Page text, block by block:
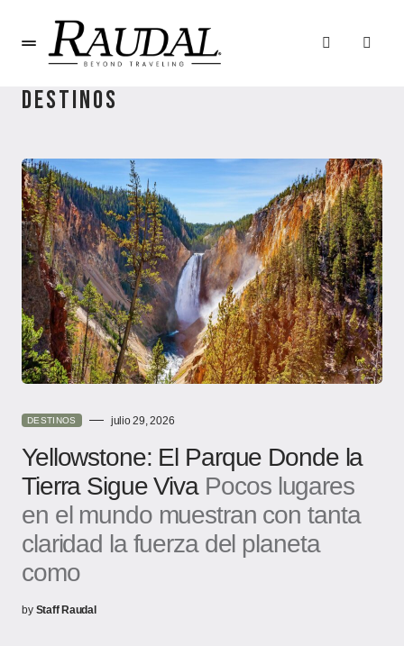
DESTINOS
DESTINOS julio 29, 2026
Yellowstone: El Parque Donde la
Tierra Sigue Viva Pocos lugares
en el mundo muestran con tanta
claridad la fuerza del planeta
como
by Staff Raudal